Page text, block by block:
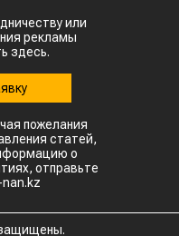
или
рекламы
здесь.
пожелания
статей,
о
отправьте